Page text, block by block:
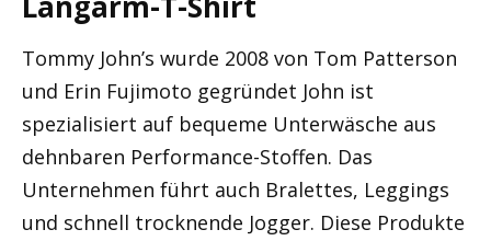
Tommy John’s wurde 2008 von Tom Patterson
und Erin Fujimoto gegründet John ist
spezialisiert auf bequeme Unterwäsche aus
dehnbaren Performance-Stoffen. Das
Unternehmen führt auch Bralettes, Leggings
und schnell trocknende Jogger. Diese Produkte